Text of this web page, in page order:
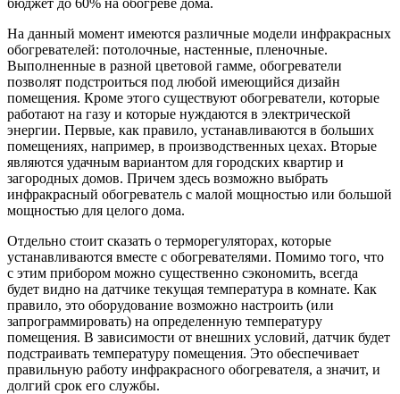
На данный момент имеются различные модели инфракрасных
обогревателей: потолочные, настенные, пленочные.
Выполненные в разной цветовой гамме, обогреватели
позволят подстроиться под любой имеющийся дизайн
помещения. Кроме этого существуют обогреватели, которые
работают на газу и которые нуждаются в электрической
энергии. Первые, как правило, устанавливаются в больших
помещениях, например, в производственных цехах. Вторые
являются удачным вариантом для городских квартир и
загородных домов. Причем здесь возможно выбрать
инфракрасный обогреватель с малой мощностью или большой
мощностью для целого дома.
Отдельно стоит сказать о терморегуляторах, которые
устанавливаются вместе с обогревателями. Помимо того, что
с этим прибором можно существенно сэкономить, всегда
будет видно на датчике текущая температура в комнате. Как
правило, это оборудование возможно настроить (или
запрограммировать) на определенную температуру
помещения. В зависимости от внешних условий, датчик будет
подстраивать температуру помещения. Это обеспечивает
правильную работу инфракрасного обогревателя, а значит, и
долгий срок его службы.